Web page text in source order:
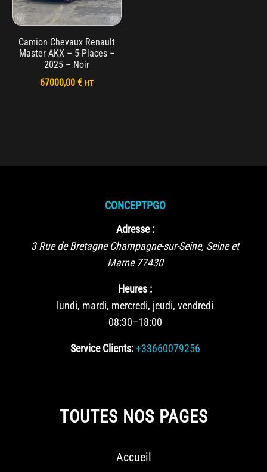
Camion Chevaux Renault
Master AKX – 5 Places –
2025 – Noir
67000,00 € HT
CONCEPTPGO
Adresse :
3 Rue de Bretagne Champagne-sur-Seine, Seine et
Marne 77430
Heures :
lundi, mardi, mercredi, jeudi, vendredi
08:30–18:00
Service Clients: +33660079256
TOUTES NOS PAGES
Accueil